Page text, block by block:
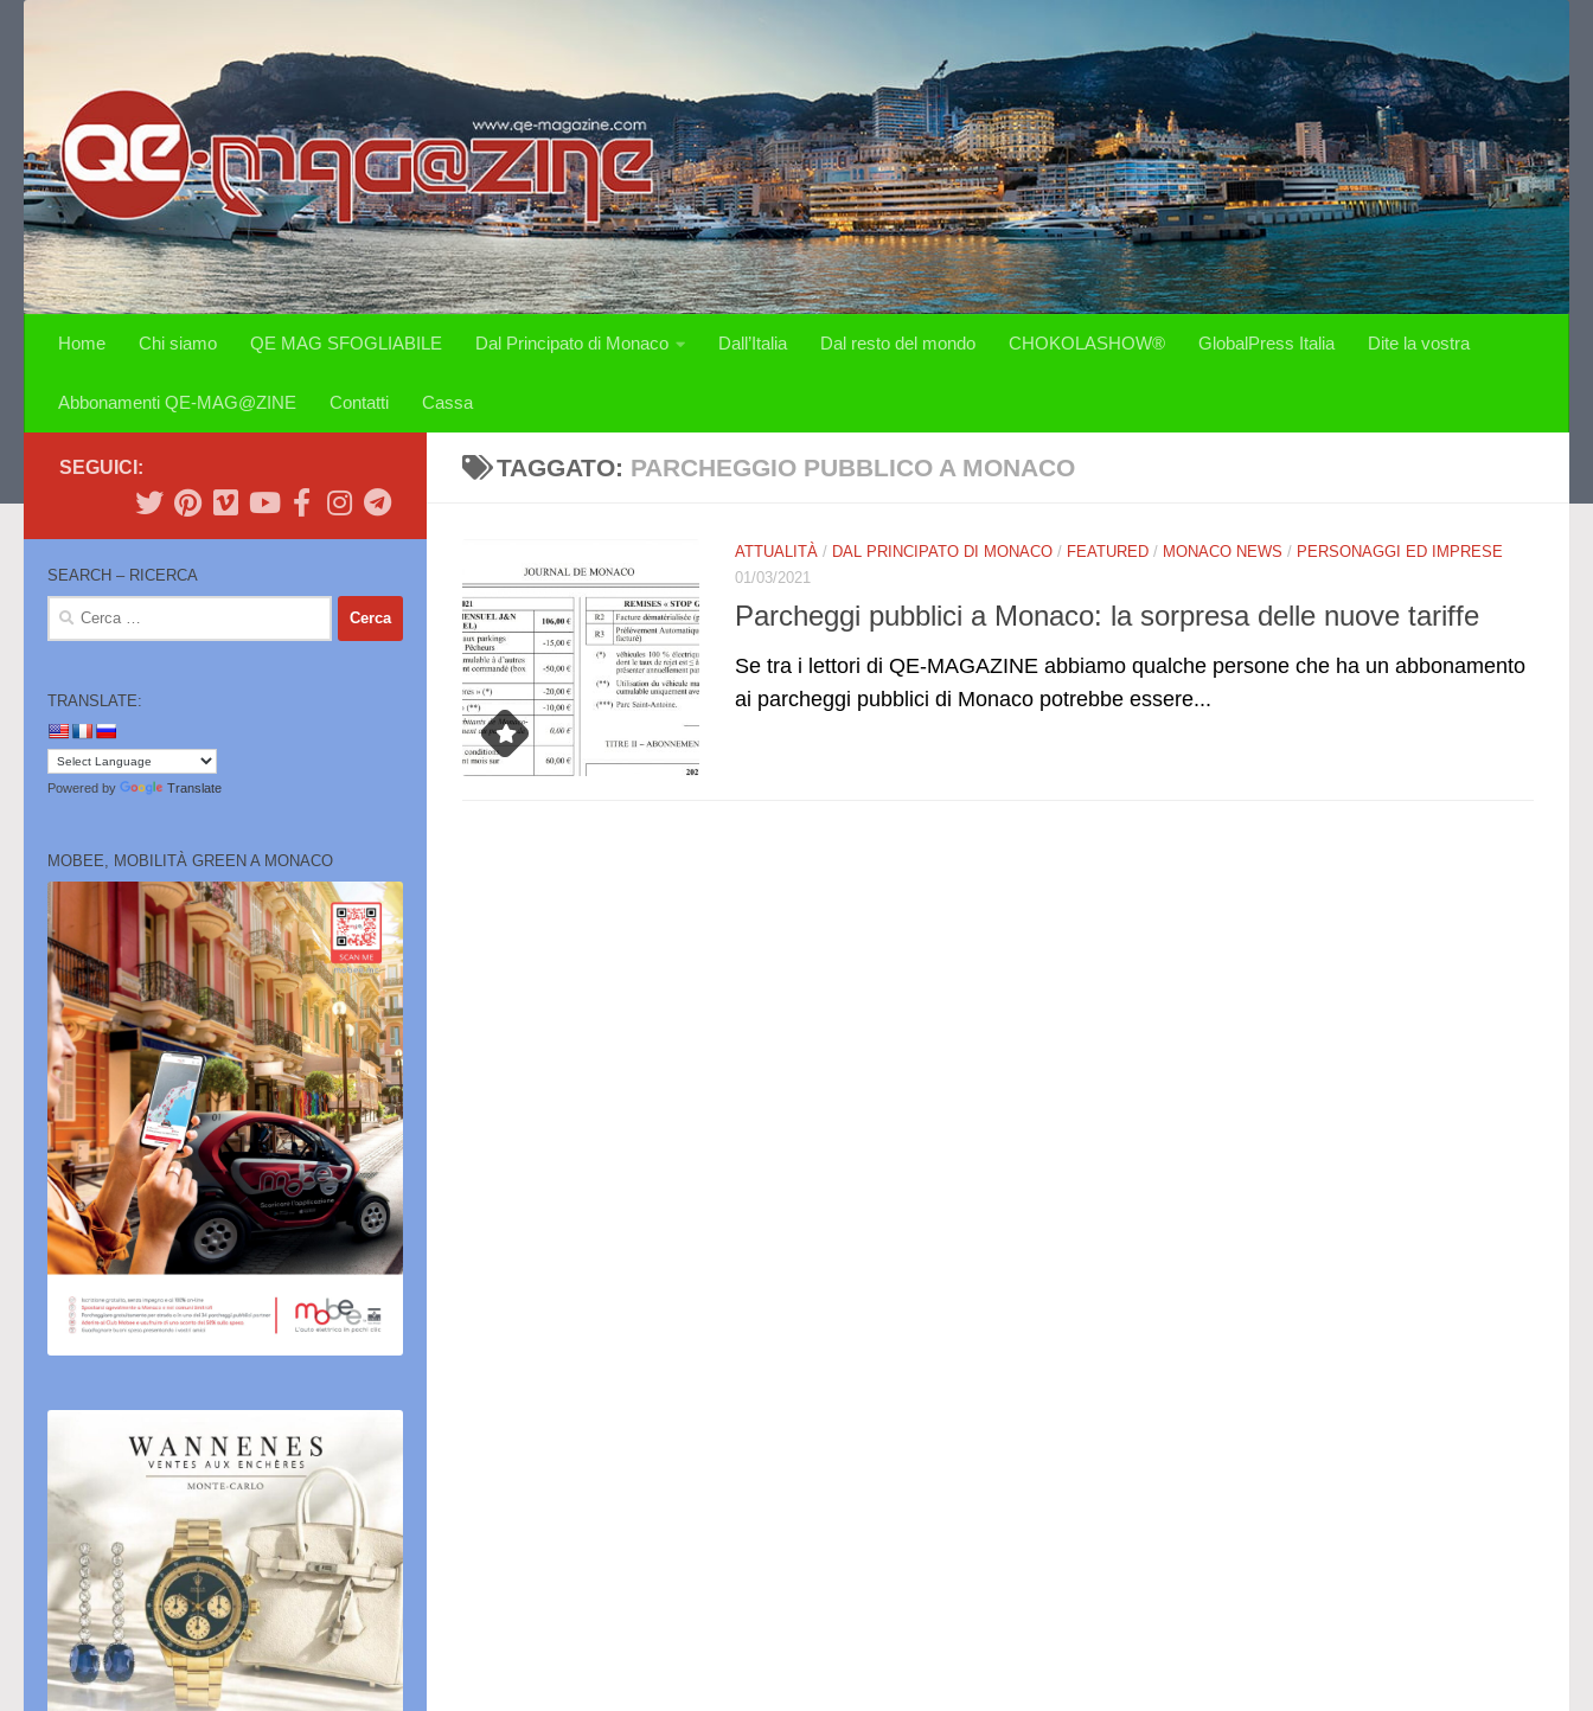
Home Chi siamo QE MAG SFOGLIABILE Dal Principato di Monaco Dall’Italia Dal resto del mondo CHOKOLASHOW® GlobalPress Italia Dite la vostra
Abbonamenti QE-MAG@ZINE Contatti Cassa
TAGGATO: PARCHEGGIO PUBBLICO A MONACO
ATTUALITÀ / DAL PRINCIPATO DI MONACO / FEATURED / MONACO NEWS / PERSONAGGI ED IMPRESE
01/03/2021
Parcheggi pubblici a Monaco: la sorpresa delle nuove tariffe
Se tra i lettori di QE-MAGAZINE abbiamo qualche persone che ha un abbonamento
ai parcheggi pubblici di Monaco potrebbe essere...
SEGUICI:
SEARCH – RICERCA
Ricerca
TRANSLATE:
Powered by Translate
MOBEE, MOBILITÀ GREEN A MONACO